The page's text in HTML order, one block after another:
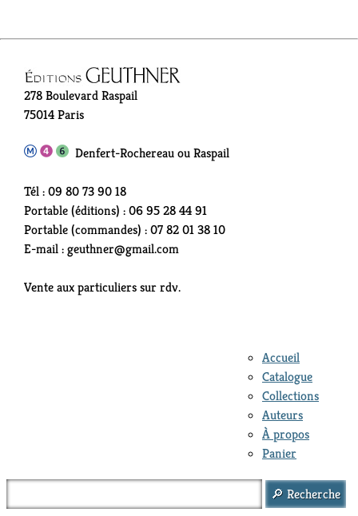
278 Boulevard Raspail
75014 Paris
Denfert-Rochereau ou Raspail
Tél : 09 80 73 90 18
Portable (éditions) : 06 95 28 44 91
Portable (commandes) : 07 82 01 38 10
E-mail : geuthner@gmail.com
Vente aux particuliers sur rdv.
Accueil
Catalogue
Collections
Auteurs
À propos
Panier